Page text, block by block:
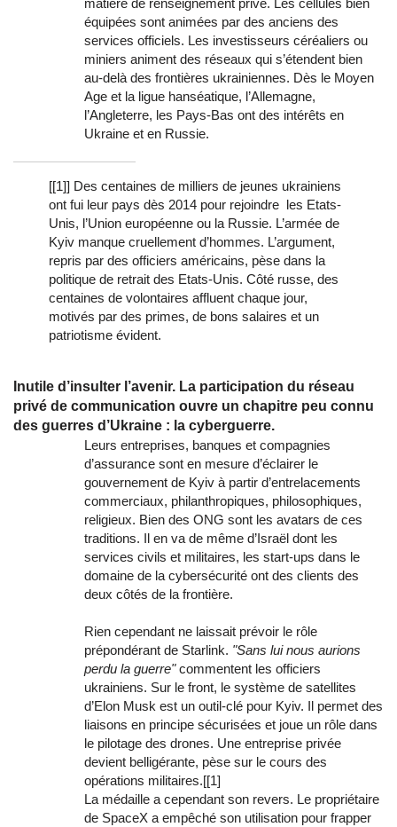
matière de renseignement privé. Les cellules bien
équipées sont animées par des anciens des
services officiels. Les investisseurs céréaliers ou
miniers animent des réseaux qui s’étendent bien
au-delà des frontières ukrainiennes. Dès le Moyen
Age et la ligue hanséatique, l’Allemagne,
l’Angleterre, les Pays-Bas ont des intérêts en
Ukraine et en Russie.
[[1]] Des centaines de milliers de jeunes ukrainiens
ont fui leur pays dès 2014 pour rejoindre les Etats-
Unis, l’Union européenne ou la Russie. L’armée de
Kyiv manque cruellement d’hommes. L’argument,
repris par des officiers américains, pèse dans la
politique de retrait des Etats-Unis. Côté russe, des
centaines de volontaires affluent chaque jour,
motivés par des primes, de bons salaires et un
patriotisme évident.
Inutile d’insulter l’avenir. La participation du réseau
privé de communication ouvre un chapitre peu connu
des guerres d’Ukraine : la cyberguerre.
Leurs entreprises, banques et compagnies
d’assurance sont en mesure d’éclairer le
gouvernement de Kyiv à partir d’entrelacements
commerciaux, philanthropiques, philosophiques,
religieux. Bien des ONG sont les avatars de ces
traditions. Il en va de même d’Israël dont les
services civils et militaires, les start-ups dans le
domaine de la cybersécurité ont des clients des
deux côtés de la frontière.
Rien cependant ne laissait prévoir le rôle
prépondérant de Starlink. "Sans lui nous aurions
perdu la guerre"commentent les officiers
ukrainiens. Sur le front, le système de satellites
d’Elon Musk est un outil-clé pour Kyiv. Il permet des
liaisons en principe sécurisées et joue un rôle dans
le pilotage des drones. Une entreprise privée
devient belligérante, pèse sur le cours des
opérations militaires.[[1]
La médaille a cependant son revers. Le propriétaire
de SpaceX a empêché son utilisation pour frapper